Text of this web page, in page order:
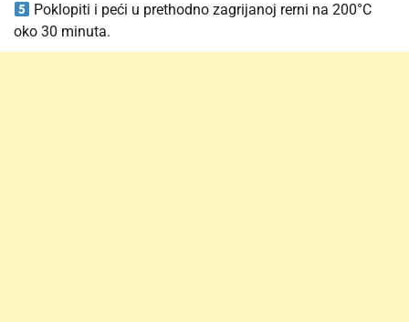
Poklopiti i peći u prethodno zagrijanoj rerni na 200°C
oko 30 minuta.